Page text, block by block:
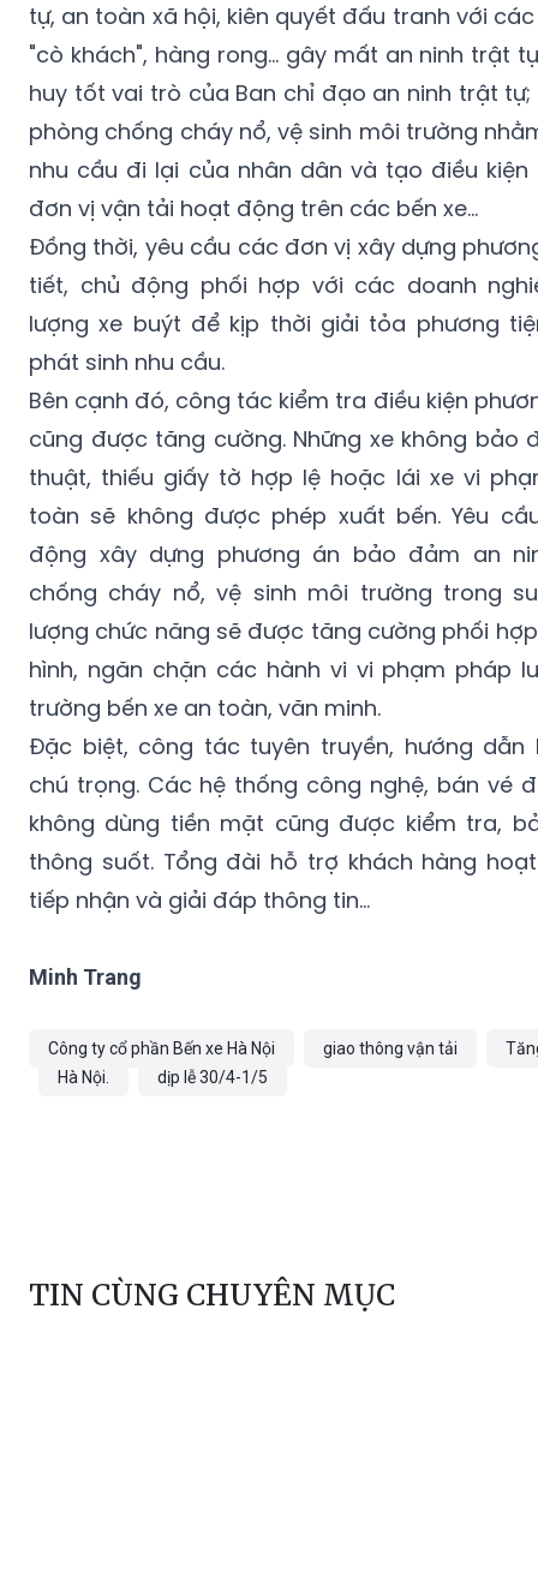
tự, an toàn xã hội, kiên quyết đấu tranh với
"cò khách", hàng rong… gây mất an ninh trật
huy tốt vai trò của Ban chỉ đạo an ninh trật
phòng chống cháy nổ, vệ sinh môi trường
nhu cầu đi lại của nhân dân và tạo điều
đơn vị vận tải hoạt động trên các bến xe…
Đồng thời, yêu cầu các đơn vị xây dựng
tiết, chủ động phối hợp với các doanh
lượng xe buýt để kịp thời giải tỏa phương
phát sinh nhu cầu.
Bên cạnh đó, công tác kiểm tra điều kiện
cũng được tăng cường. Những xe không bảo
thuật, thiếu giấy tờ hợp lệ hoặc lái xe vi
toàn sẽ không được phép xuất bến. Yêu
động xây dựng phương án bảo đảm an
chống cháy nổ, vệ sinh môi trường trong
lượng chức năng sẽ được tăng cường phối
hình, ngăn chặn các hành vi vi phạm pháp
trường bến xe an toàn, văn minh.
Đặc biệt, công tác tuyên truyền, hướng dẫn
chú trọng. Các hệ thống công nghệ, bán vé
không dùng tiền mặt cũng được kiểm tra,
thông suốt. Tổng đài hỗ trợ khách hàng
tiếp nhận và giải đáp thông tin…
Minh Trang
Công ty cổ phần Bến xe Hà Nội giao thông vận tải
Hà Nội.
dịp lễ 30/4-1/5
TIN CÙNG CHUYÊN MỤC